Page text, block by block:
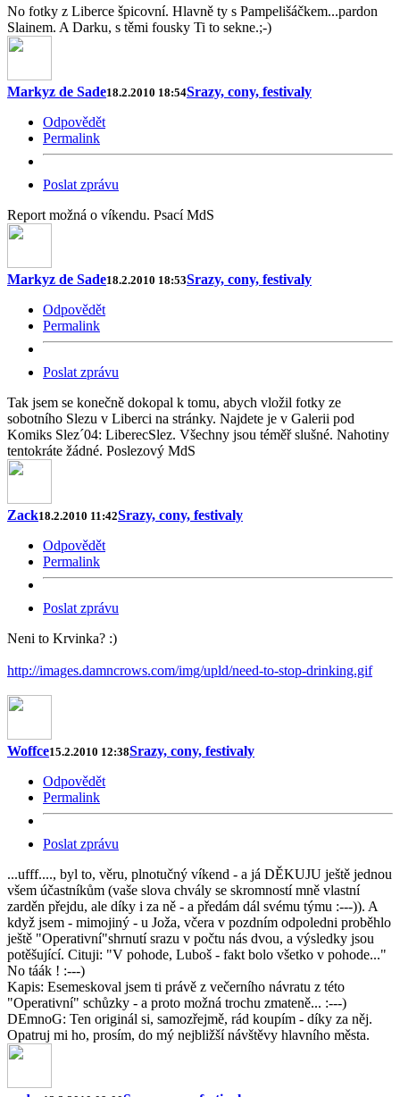
No fotky z Liberce špicovní. Hlavně ty s Pampelišáčkem...pardon
Slainem. A Darku, s těmi fousky Ti to sekne.;-)
Markyz de Sade18.2.2010 18:54Srazy, cony, festivaly
Odpovědět
Permalink
Poslat zprávu
Report možná o víkendu. Psací MdS
Markyz de Sade18.2.2010 18:53Srazy, cony, festivaly
Odpovědět
Permalink
Poslat zprávu
Tak jsem se konečně dokopal k tomu, abych vložil fotky ze
sobotního Slezu v Liberci na stránky. Najdete je v Galerii pod
Komiks Slez´04: LiberecSlez. Všechny jsou téměř slušné. Nahotiny
tentokráte žádné. Poslezový MdS
Zack18.2.2010 11:42Srazy, cony, festivaly
Odpovědět
Permalink
Poslat zprávu
Neni to Krvinka? :)
http://images.damncrows.com/img/upld/need-to-stop-drinking.gif
Woffce15.2.2010 12:38Srazy, cony, festivaly
Odpovědět
Permalink
Poslat zprávu
...ufff...., byl to, věru, plnotučný víkend - a já DĚKUJU ještě jednou
všem účastníkům (vaše slova chvály se skromností mně vlastní
zarděn přejdu, ale díky i za ně - a předám dál svému týmu :---)). A
když jsem - mimojiný - u Joža, včera v pozdním odpoledni proběhlo
ještě "Operativní"shrnutí srazu v počtu nás dvou, a výsledky jsou
potěšující. Cituji: "V pohode, Luboš - fakt bolo všetko v pohode..."
No táák ! :---)
Kapis: Esemeskoval jsem ti právě z večerního návratu z této
"Operativní" schůzky - a proto možná trochu zmateně... :---)
DEmnoG: Ten originál si, samozřejmě, rád koupím - díky za něj.
Opatruj mi ho, prosím, do mý nejbližší návštěvy hlavního města.